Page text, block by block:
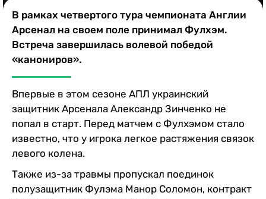
В рамках четвертого тура чемпионата Англии
Арсенал на своем поле принимал Фулхэм.
Встреча завершилась волевой победой
«канониров».
Впервые в этом сезоне АПЛ украинский
защитник Арсенала Александр Зинченко не
попал в старт. Перед матчем с Фулхэмом стало
известно, что у игрока легкое растяжения связок
левого колена.
Также из-за травмы пропускал поединок
полузащитник Фулэма Манор Соломон, контракт